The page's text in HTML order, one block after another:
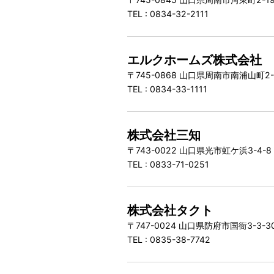
TEL : 0834-32-2111
エルクホームズ株式会社
〒745-0868 山口県周南市南浦山町
TEL : 0834-33-1111
株式会社三知
〒743-0022 山口県光市虹ケ浜3-4-
TEL : 0833-71-0251
株式会社タクト
〒747-0024 山口県防府市国衙3-3-
TEL : 0835-38-7742